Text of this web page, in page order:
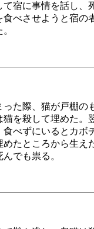
宿に事情を話し、
べさせようと宿の
た際、猫が戸棚の
を殺して埋めた。
べずにいるとカボ
たところから生え
でも祟る。